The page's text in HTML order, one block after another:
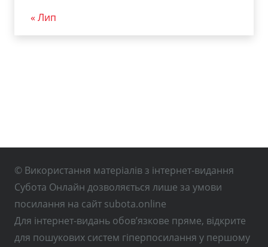
« Лип
© Використання матеріалів з інтернет-видання
Субота Онлайн дозволяється лише за умови
посилання на сайт subota.online
Для інтернет-видань обов’язкове пряме, відкрите
для пошукових систем гіперпосилання у першому